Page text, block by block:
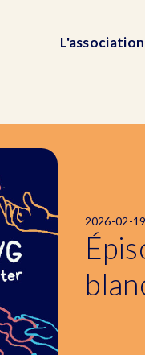
L'association
2026-02-19